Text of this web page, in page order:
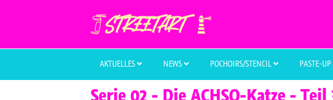
AKTUELLES NEWS POCHOIRS/STENCIL PASTE-UP